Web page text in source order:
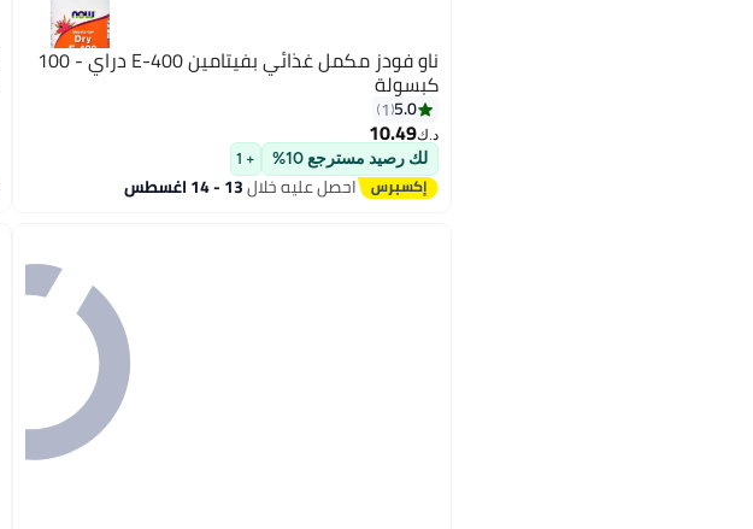
ناو فودز مكمل غذائي بفيتامين E-400 دراي - 100
كبسولة
5.0
1
د.ك‏10.49
لك رصيد مسترجع 10% + 1
احصل عليه خلال13 - 14 اغسطس